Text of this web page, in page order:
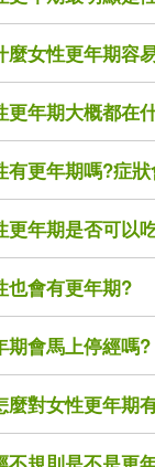
麼女性更年期容
更年期大概都在
有更年期嗎?症
更年期是否可以
也會有更年期?
期會馬上停經嗎?
麼對女性更年期